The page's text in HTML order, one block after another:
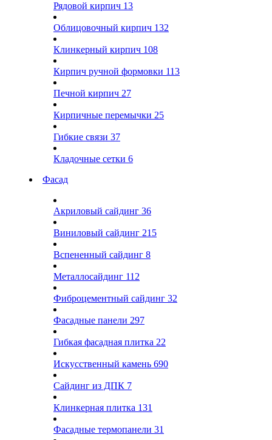
Рядовой кирпич 13
Облицовочный кирпич 132
Клинкерный кирпич 108
Кирпич ручной формовки 113
Печной кирпич 27
Кирпичные перемычки 25
Гибкие связи 37
Кладочные сетки 6
Фасад
Акриловый сайдинг 36
Виниловый сайдинг 215
Вспененный сайдинг 8
Металлосайдинг 112
Фиброцементный сайдинг 32
Фасадные панели 297
Гибкая фасадная плитка 22
Искусственный камень 690
Сайдинг из ДПК 7
Клинкерная плитка 131
Фасадные термопанели 31